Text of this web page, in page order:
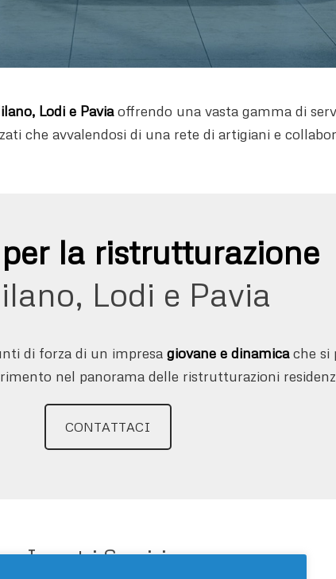
Lodi e Paviaoffrendo una vasta gamma di
che avvalendosi di una rete di artigiani e
la ristrutturazione
Lodi e Pavia
di forza di un impresa giovane e dinamicache si
nel panorama delle ristrutturazioni
CONTATTACI
I nostri Servizi